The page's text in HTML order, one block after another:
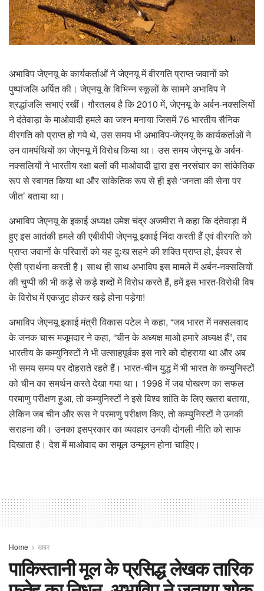
अभाविप जेएनयू के कार्यकर्ताओं ने जेएनयू में वीरगति प्राप्त जवानों को
पुष्पांजलि अर्पित की। जेएनयू के विभिन्न स्कूलों के सामने अभाविप ने
श्रद्धांजलि सभाएं रखीं। गौरतलब है कि 2010 में, जेएनयू के अर्बन-नक्सलियों
ने दंतेवाड़ा के माओवादी हमले का जश्न मनाया जिसमें 76 भारतीय सैनिक
वीरगति को प्राप्त हो गये थे, उस समय भी अभाविप-जेएनयू के कार्यकर्ताओं ने
उन वामपंथियों का जेएनयू में विरोध किया था। उस समय जेएनयू के अर्बन-
नक्सलियों ने भारतीय रक्षा बलों की माओवादी द्वारा इस नरसंघार का सांकेतिक
रूप से स्वागत किया था और सांकेतिक रूप से ही इसे ‘जनता की सेना पर
जीत’ बताया था।
अभाविप जेएनयू के इकाई अध्यक्ष उमेश चंद्र अजमीरा ने कहा कि दंतेवाड़ा में
हुए इस आतंकी हमले की एबीवीपी जेएनयू इकाई निंदा करती हैं एवं वीरगति को
प्राप्त जवानों के परिवारों को यह दुःख सहने की शक्ति प्राप्त हो, ईश्वर से
ऐसी प्रार्थना करती है। साथ ही साथ अभाविप इस मामले में अर्बन-नक्सलियों
की चुप्पी की भी कड़े से कड़े शब्दों में विरोध करते हैं, हमें इस भारत-विरोधी विष
के विरोध में एकजुट होकर खड़े होना पड़ेगा!
अभाविप जेएनयू इकाई मंत्री विकास पटेल ने कहा, “जब भारत में नक्सलवाद
के जनक चारू मजूमदार ने कहा, “चीन के अध्यक्ष माओ हमारे अध्यक्ष हैं”, तब
भारतीय के कम्युनिस्टों ने भी उत्साहपूर्वक इस नारे को दोहराया था और अब
भी समय समय पर दोहराते रहते हैं। भारत-चीन युद्ध में भी भारत के कम्युनिस्टों
को चीन का समर्थन करते देखा गया था। 1998 में जब पोखरण का सफल
परमाणु परीक्षण हुआ, तो कम्युनिस्टों ने इसे विश्व शांति के लिए खतरा बताया,
लेकिन जब चीन और रूस ने परमाणु परीक्षण किए, तो कम्युनिस्टों ने उनकी
सराहना की। उनका इसप्रकार का व्यवहार उनकी दोगली नीति को साफ
दिखाता है। देश में माओवाद का समूल उन्मूलन होना चाहिए।
Home खबर
पाकिस्तानी मूल के प्रसिद्ध लेखक तारिक